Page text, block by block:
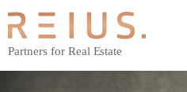
HAUPTNAVIGATION